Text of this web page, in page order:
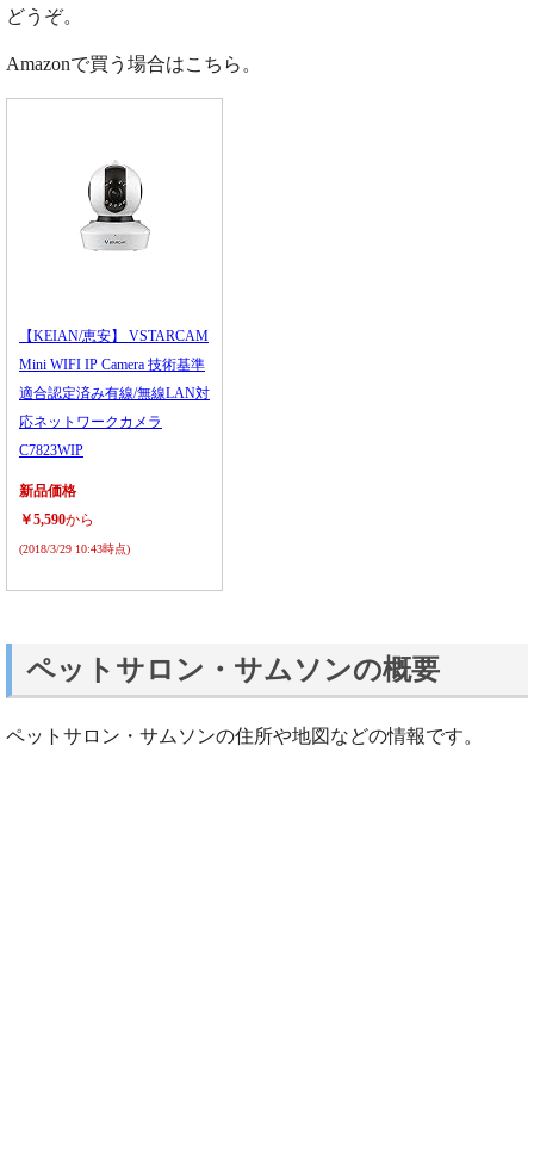
どうぞ。
Amazonで買う場合はこちら。
【KEIAN/恵安】 VSTARCAM
Mini WIFI IP Camera 技術基準
適合認定済み有線/無線LAN対
応ネットワークカメラ
C7823WIP
新品価格
￥5,590から
(2018/3/29 10:43時点)
ペットサロン・サムソンの概要
ペットサロン・サムソンの住所や地図などの情報です。